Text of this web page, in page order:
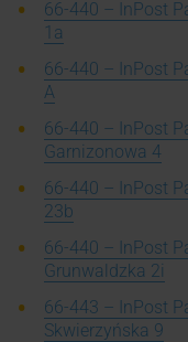
66-440 – InPost
1a
66-440 – InPost
A
66-440 – InPost
Garnizonowa 4
66-440 – InPost
23b
66-440 – InPost
Grunwaldzka 2i
66-443 – InPost
Skwierzyńska 9